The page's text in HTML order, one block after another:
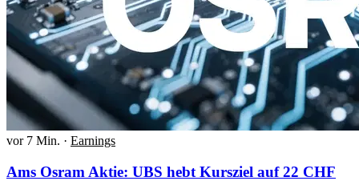
vor 7 Min. · Earnings
Ams Osram Aktie: UBS hebt Kursziel auf 22 CHF